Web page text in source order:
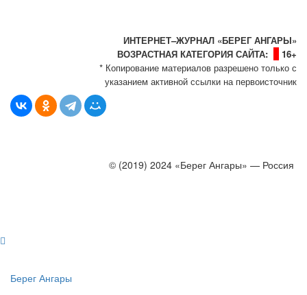
ИНТЕРНЕТ–ЖУРНАЛ «БЕРЕГ АНГАРЫ»
ВОЗРАСТНАЯ КАТЕГОРИЯ САЙТА:
16+
* Копирование материалов разрешено только с
указанием активной ссылки на первоисточник
© (2019) 2024 «Берег Ангары» — Россия
Берег Ангары